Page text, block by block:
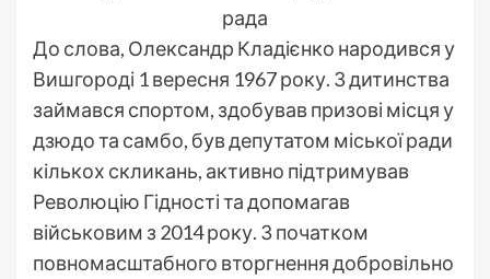
рада
До слова, Олександр Кладієнко народився у
Вишгороді 1 вересня 1967 року. З дитинства
займався спортом, здобував призові місця у
дзюдо та самбо, був депутатом міської ради
кількох скликань, активно підтримував
Революцію Гідності та допомагав
військовим з 2014 року. З початком
повномасштабного вторгнення добровільно